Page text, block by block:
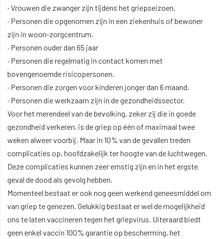
· Vrouwen die zwanger zijn tijdens het griepseizoen.
· Personen die opgenomen zijn in een ziekenhuis of bewoner
zijn in woon-zorgcentrum.
· Personen ouder dan 65 jaar
· Personen die regelmatig in contact komen met
bovengenoemde risicopersonen.
· Personen die zorgen voor kinderen jonger dan 6 maand.
· Personen die werkzaam zijn in de gezondheidssector.
Voor het merendeel van de bevolking, zeker zij die in goede
gezondheid verkeren, is de griep op één of maximaal twee
weken alweer voorbij. Maar in 10% van de gevallen treden
complicaties op, hoofdzakelijk ter hoogte van de luchtwegen.
Deze complicaties kunnen zeer ernstig zijn en in het ergste
geval de dood als gevolg hebben.
Momenteel bestaat er ook nog geen werkend geneesmiddel om
van griep te genezen. Gelukkig bestaat er wel de mogelijkheid
ons te laten vaccineren tegen het griepvirus. Uiteraard biedt
geen enkel vaccin 100% garantie op bescherming, het